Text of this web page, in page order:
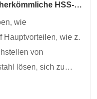
HSS-
wie
Hauptvorteilen, wie z.
von
lösen, sich zu
helfen können,